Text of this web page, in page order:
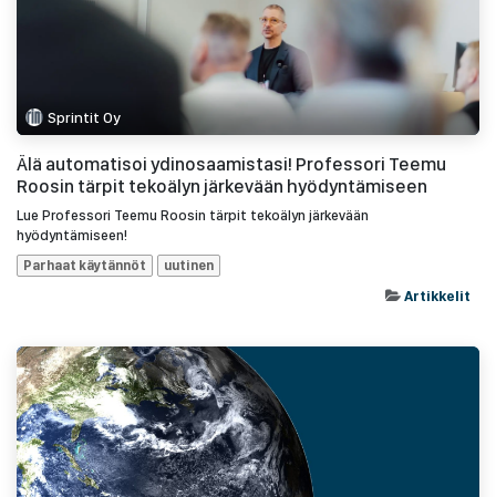
Sprintit Oy
Älä automatisoi ydinosaamistasi! Professori Teemu
Roosin tärpit tekoälyn järkevään hyödyntämiseen
Lue Professori Teemu Roosin tärpit tekoälyn järkevään
hyödyntämiseen!
Parhaat käytännöt
uutinen
Artikkelit